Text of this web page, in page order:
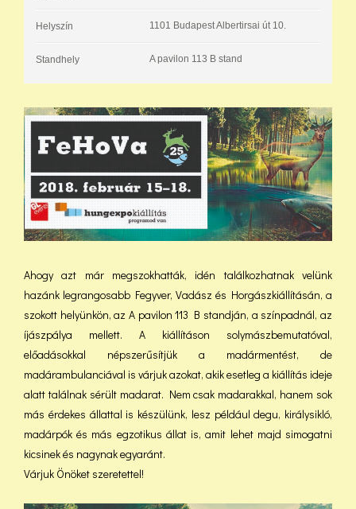
Helyszín 1101 Budapest Albertirsai út 10.
Standhely A pavilon 113 B stand
Ahogy azt már megszokhatták, idén találkozhatnak velünk
hazánk legrangosabb Fegyver, Vadász és Horgászkiállításán, a
szokott helyünkön, az A pavilon 113 B standján, a színpadnál, az
íjászpálya mellett. A kiállításon solymászbemutatóval,
előadásokkal népszerűsítjük a madármentést, de
madárambulanciával is várjuk azokat, akik esetleg a kiállítás ideje
alatt találnak sérült madarat. Nem csak madarakkal, hanem sok
más érdekes állattal is készülünk, lesz például degu, királysikló,
madárpók és más egzotikus állat is, amit lehet majd simogatni
kicsinek és nagynak egyaránt.
Várjuk Önöket szeretettel!